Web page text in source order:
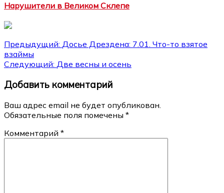
Нарушители в Великом Склепе
Навигация
по
записям
Предыдущий: Досье Дрездена: 7.01. Что-то взятое
взаймы
Следующий: Две весны и осень
Добавить комментарий
Ваш адрес email не будет опубликован.
Обязательные поля помечены *
Комментарий *